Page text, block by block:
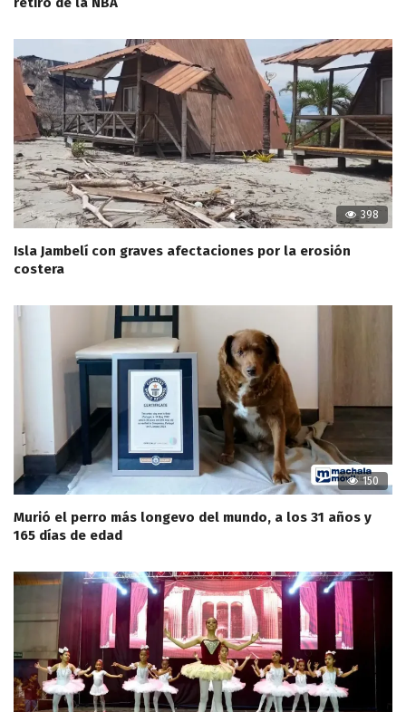
398
Isla Jambelí con graves afectaciones por la erosión
costera
150
Murió el perro más longevo del mundo, a los 31 años y
165 días de edad